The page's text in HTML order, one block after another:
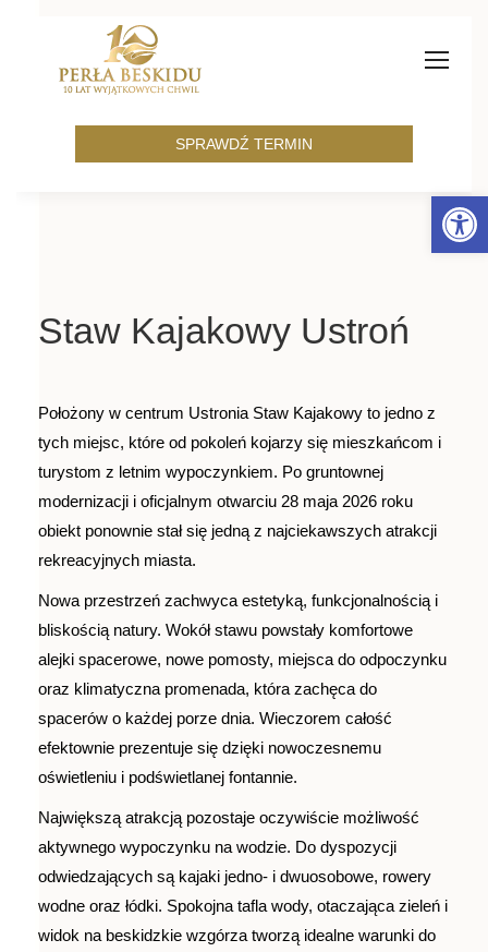
SPRAWDŹ TERMIN
Staw Kajakowy Ustroń
Położony w centrum Ustronia Staw Kajakowy to jedno z
tych miejsc, które od pokoleń kojarzy się mieszkańcom i
turystom z letnim wypoczynkiem. Po gruntownej
modernizacji i oficjalnym otwarciu 28 maja 2026 roku
obiekt ponownie stał się jedną z najciekawszych atrakcji
rekreacyjnych miasta.
Nowa przestrzeń zachwyca estetyką, funkcjonalnością i
bliskością natury. Wokół stawu powstały komfortowe
alejki spacerowe, nowe pomosty, miejsca do odpoczynku
oraz klimatyczna promenada, która zachęca do
spacerów o każdej porze dnia. Wieczorem całość
efektownie prezentuje się dzięki nowoczesnemu
oświetleniu i podświetlanej fontannie.
Największą atrakcją pozostaje oczywiście możliwość
aktywnego wypoczynku na wodzie. Do dyspozycji
odwiedzających są kajaki jedno- i dwuosobowe, rowery
wodne oraz łódki. Spokojna tafla wody, otaczająca zieleń i
widok na beskidzkie wzgórza tworzą idealne warunki do